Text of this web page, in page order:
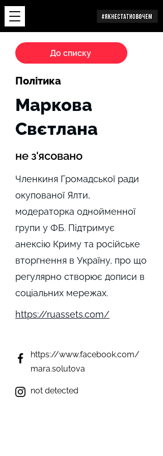
До списку
Політика
Маркова
Свєтлана
не з'ясовано
Членкиня Громадської ради
окупованої Ялти,
модераторка однойменної
групи у ФБ. Підтримує
анексію Криму та російське
вторгнення в Україну, про що
регулярно створює дописи в
соціальних мережах.
https://ruassets.com/
https://www.facebook.com/
mara.solutova
not detected